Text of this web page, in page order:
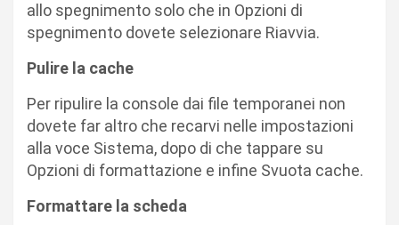
allo spegnimento solo che in Opzioni di
spegnimento dovete selezionare Riavvia.
Pulire la cache
Per ripulire la console dai file temporanei non
dovete far altro che recarvi nelle impostazioni
alla voce Sistema, dopo di che tappare su
Opzioni di formattazione e infine Svuota cache.
Formattare la scheda